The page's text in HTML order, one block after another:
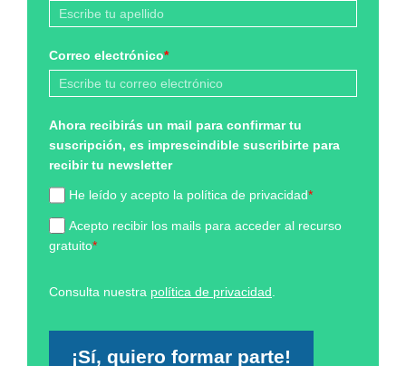
Correo electrónico*
Ahora recibirás un mail para confirmar tu
suscripción, es imprescindible suscribirte para
recibir tu newsletter
He leído y acepto la política de privacidad*
Acepto recibir los mails para acceder al recurso
gratuito*
Consulta nuestra política de privacidad.
¡Sí, quiero formar parte!